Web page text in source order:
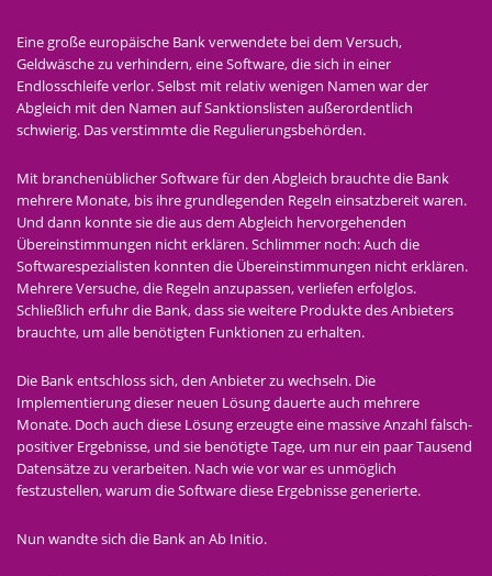
Eine große europäische Bank verwendete bei dem Versuch,
Geldwäsche zu verhindern, eine Software, die sich in einer
Endlosschleife verlor. Selbst mit relativ wenigen Namen war der
Abgleich mit den Namen auf Sanktionslisten außerordentlich
schwierig. Das verstimmte die Regulierungsbehörden.
Mit branchenüblicher Software für den Abgleich brauchte die Bank
mehrere Monate, bis ihre grundlegenden Regeln einsatzbereit waren.
Und dann konnte sie die aus dem Abgleich hervorgehenden
Übereinstimmungen nicht erklären. Schlimmer noch: Auch die
Softwarespezialisten konnten die Übereinstimmungen nicht erklären.
Mehrere Versuche, die Regeln anzupassen, verliefen erfolglos.
Schließlich erfuhr die Bank, dass sie weitere Produkte des Anbieters
brauchte, um alle benötigten Funktionen zu erhalten.
Die Bank entschloss sich, den Anbieter zu wechseln. Die
Implementierung dieser neuen Lösung dauerte auch mehrere
Monate. Doch auch diese Lösung erzeugte eine massive Anzahl falsch-
positiver Ergebnisse, und sie benötigte Tage, um nur ein paar Tausend
Datensätze zu verarbeiten. Nach wie vor war es unmöglich
festzustellen, warum die Software diese Ergebnisse generierte.
Nun wandte sich die Bank an Ab Initio.